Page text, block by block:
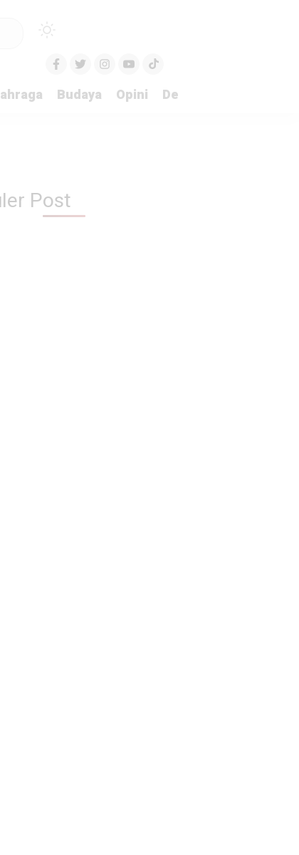
Budaya Opini Demokrasi
Post